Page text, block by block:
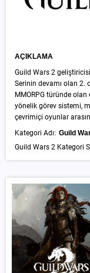
AÇIKLAMA
Guild Wars 2 geliştiricisi
Serinin devamı olan 2.
MMORPG türünde
yönelik görev sistemi,
çevrimiçi oyunlar
Kategori Adı: Guild
Guild Wars 2 Kategori